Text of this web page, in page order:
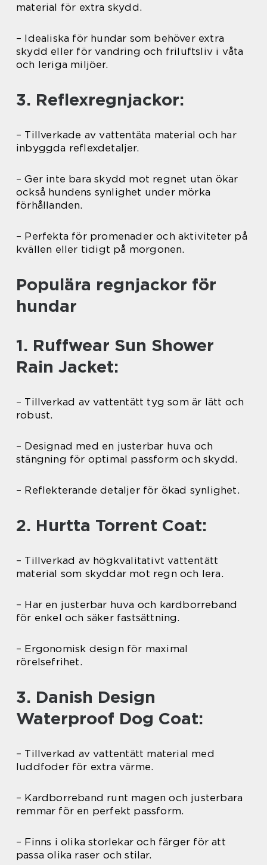
material för extra skydd.
– Idealiska för hundar som behöver extra
skydd eller för vandring och friluftsliv i våta
och leriga miljöer.
3. Reflexregnjackor:
– Tillverkade av vattentäta material och har
inbyggda reflexdetaljer.
– Ger inte bara skydd mot regnet utan ökar
också hundens synlighet under mörka
förhållanden.
– Perfekta för promenader och aktiviteter på
kvällen eller tidigt på morgonen.
Populära regnjackor för
hundar
1. Ruffwear Sun Shower
Rain Jacket:
– Tillverkad av vattentätt tyg som är lätt och
robust.
– Designad med en justerbar huva och
stängning för optimal passform och skydd.
– Reflekterande detaljer för ökad synlighet.
2. Hurtta Torrent Coat:
– Tillverkad av högkvalitativt vattentätt
material som skyddar mot regn och lera.
– Har en justerbar huva och kardborreband
för enkel och säker fastsättning.
– Ergonomisk design för maximal
rörelsefrihet.
3. Danish Design
Waterproof Dog Coat:
– Tillverkad av vattentätt material med
luddfoder för extra värme.
– Kardborreband runt magen och justerbara
remmar för en perfekt passform.
– Finns i olika storlekar och färger för att
passa olika raser och stilar.